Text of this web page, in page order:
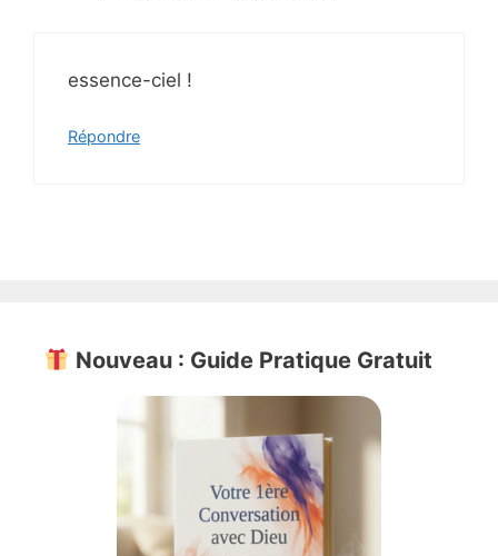
essence-ciel !
Répondre
Nouveau : Guide Pratique Gratuit